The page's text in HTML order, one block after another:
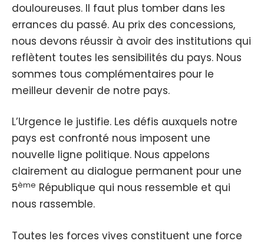
douloureuses. Il faut plus tomber dans les
errances du passé. Au prix des concessions,
nous devons réussir à avoir des institutions qui
reflètent toutes les sensibilités du pays. Nous
sommes tous complémentaires pour le
meilleur devenir de notre pays.
L’Urgence le justifie. Les défis auxquels notre
pays est confronté nous imposent une
nouvelle ligne politique. Nous appelons
clairement au dialogue permanent pour une
5ème République qui nous ressemble et qui
nous rassemble.
Toutes les forces vives constituent une force